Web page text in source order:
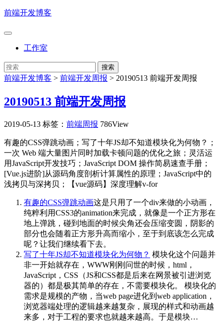
前端开发博客
工作室
前端开发博客 > 前端开发周报 > 20190513 前端开发周报
20190513 前端开发周报
2019-05-13 标签： 前端周报 786View
有趣的CSS弹跳动画；写了十年JS却不知道模块化为何物？；
一次 Web 端大量图片同时加载卡顿问题的优化之旅；灵活运
用JavaScript开发技巧；JavaScript DOM 操作简易速查手册；
[Vue.js进阶]从源码角度剖析计算属性的原理；JavaScript中的
浅拷贝与深拷贝；【vue源码】深度理解v-for
有趣的CSS弹跳动画这是只用了一个div来做的小动画，
纯粹利用CSS3的animation来完成，就像是一个正方形在
地上弹跳，碰到地面的时候尖角还会压缩变圆，阴影的
部分也会随着正方形升高而缩小，至于到底该怎么完成
呢？让我们继续看下去。
写了十年JS却不知道模块化为何物？ 模块化这个问题并
非一开始就存在，WWW刚刚问世的时候，html，
JavaScript，CSS（JS和CSS都是后来在网景被引进浏览
器的）都是极其简单的存在，不需要模块化。 模块化的
需求是规模的产物，当web page进化到web application，
浏览器端处理的逻辑越来越复杂，展现的样式和动画越
来多，对于工程的要求也就越来越高。于是模块…